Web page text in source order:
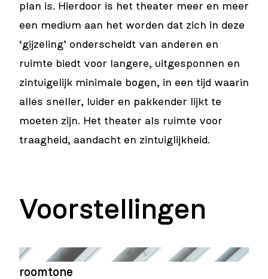
plan is. Hierdoor is het theater meer en meer
een medium aan het worden dat zich in deze
‘gijzeling’ onderscheidt van anderen en
ruimte biedt voor langere, uitgesponnen en
zintuigelijk minimale bogen, in een tijd waarin
alles sneller, luider en pakkender lijkt te
moeten zijn. Het theater als ruimte voor
traagheid, aandacht en zintuiglijkheid.
Voorstellingen
roomtone